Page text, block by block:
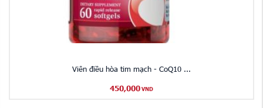
​Viên điều hòa tim mạch - CoQ10 ...
450,000 VND